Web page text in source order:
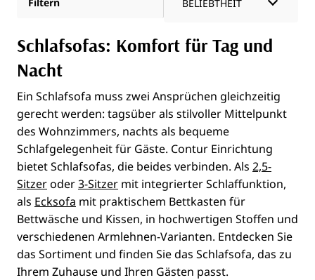
BELIEBTHEIT
Schlafsofas: Komfort für Tag und
Nacht
Ein Schlafsofa muss zwei Ansprüchen gleichzeitig
gerecht werden: tagsüber als stilvoller Mittelpunkt
des Wohnzimmers, nachts als bequeme
Schlafgelegenheit für Gäste. Contur Einrichtung
bietet Schlafsofas, die beides verbinden. Als 2,5-
Sitzeroder3-Sitzer mit integrierter Schlaffunktion,
als Ecksofa mit praktischem Bettkasten für
Bettwäsche und Kissen, in hochwertigen Stoffen und
verschiedenen Armlehnen-Varianten. Entdecken Sie
das Sortiment und finden Sie das Schlafsofa, das zu
Ihrem Zuhause und Ihren Gästen passt.